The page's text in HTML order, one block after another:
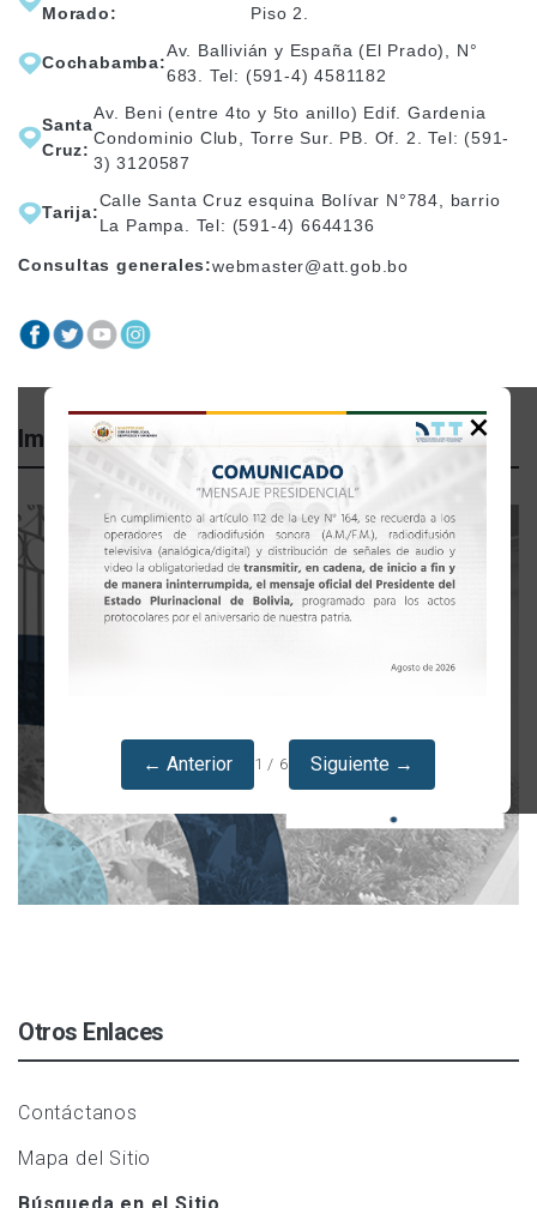
Morado:
Piso 2.
Cochabamba:
Av. Ballivián y España (El Prado), N°
683. Tel: (591-4) 4581182
Santa
Cruz:
Av. Beni (entre 4to y 5to anillo) Edif. Gardenia
Condominio Club, Torre Sur. PB. Of. 2. Tel: (591-
3) 3120587
Tarija:
Calle Santa Cruz esquina Bolívar N°784, barrio
La Pampa. Tel: (591-4) 6644136
Consultas generales:webmaster@att.gob.bo
×
← Anterior 1 / 6 Siguiente →
Importante
Otros Enlaces
Contáctanos
Mapa del Sitio